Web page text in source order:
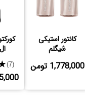
کانتور استیکی
شیگلم
1,778,000 تومن (7)